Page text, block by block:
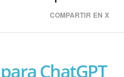
COMPARTIR EN X
ChatGPT